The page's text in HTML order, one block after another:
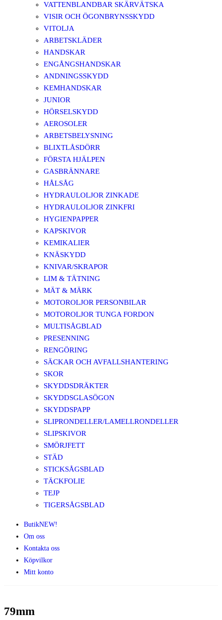
VATTENBLANDBAR SKÄRVÄTSKA
VISIR OCH ÖGONBRYNSSKYDD
VITOLJA
ARBETSKLÄDER
HANDSKAR
ENGÅNGSHANDSKAR
ANDNINGSSKYDD
KEMHANDSKAR
JUNIOR
HÖRSELSKYDD
AEROSOLER
ARBETSBELYSNING
BLIXTLÅSDÖRR
FÖRSTA HJÄLPEN
GASBRÄNNARE
HÅLSÅG
HYDRAULOLJOR ZINKADE
HYDRAULOLJOR ZINKFRI
HYGIENPAPPER
KAPSKIVOR
KEMIKALIER
KNÄSKYDD
KNIVAR/SKRAPOR
LIM & TÄTNING
MÄT & MÄRK
MOTOROLJOR PERSONBILAR
MOTOROLJOR TUNGA FORDON
MULTISÅGBLAD
PRESENNING
RENGÖRING
SÄCKAR OCH AVFALLSHANTERING
SKOR
SKYDDSDRÄKTER
SKYDDSGLASÖGON
SKYDDSPAPP
SLIPRONDELLER/LAMELLRONDELLER
SLIPSKIVOR
SMÖRJFETT
STÄD
STICKSÅGSBLAD
TÄCKFOLIE
TEJP
TIGERSÅGSBLAD
ButikNEW!
Om oss
Kontakta oss
Köpvilkor
Mitt konto
79mm